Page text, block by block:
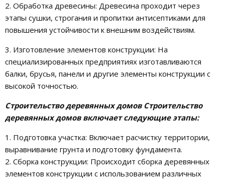
2. Обработка древесины: Древесина проходит через
этапы сушки, строгания и пропитки антисептиками для
повышения устойчивости к внешним воздействиям.
3. Изготовление элементов конструкции: На
специализированных предприятиях изготавливаются
балки, брусья, панели и другие элементы конструкции с
высокой точностью.
Строительство деревянных домов Строительство
деревянных домов включает следующие этапы:
1. Подготовка участка: Включает расчистку территории,
выравнивание грунта и подготовку фундамента.
2. Сборка конструкции: Происходит сборка деревянных
элементов конструкции с использованием различных